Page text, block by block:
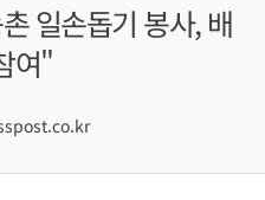
일손돕기 봉사, 배
여"